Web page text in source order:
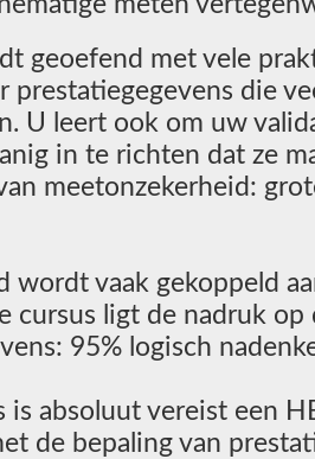
geoefend met vele
prestatiegegevens die
U leert ook om uw
in te richten dat ze
meetonzekerheid:
wordt vaak gekoppeld
cursus ligt de nadruk
95% logisch
is absoluut vereist een
de bepaling van